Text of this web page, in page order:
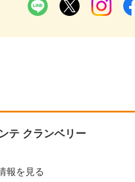
テ クランベリー
報を見る